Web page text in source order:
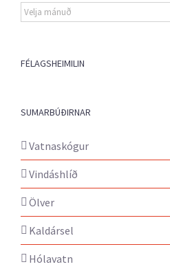
Eldri
fréttir
FÉLAGSHEIMILIN
SUMARBÚÐIRNAR
Vatnaskógur
Vindáshlíð
Ölver
Kaldársel
Hólavatn